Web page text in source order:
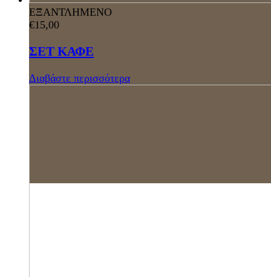
ΕΞΑΝΤΛΗΜΕΝΟ
€15,00
ΣΕΤ ΚΑΦΕ
Διαβάστε περισσότερα